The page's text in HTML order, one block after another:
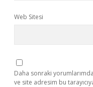
Web Sitesi
Daha sonraki
ve site adresim bu